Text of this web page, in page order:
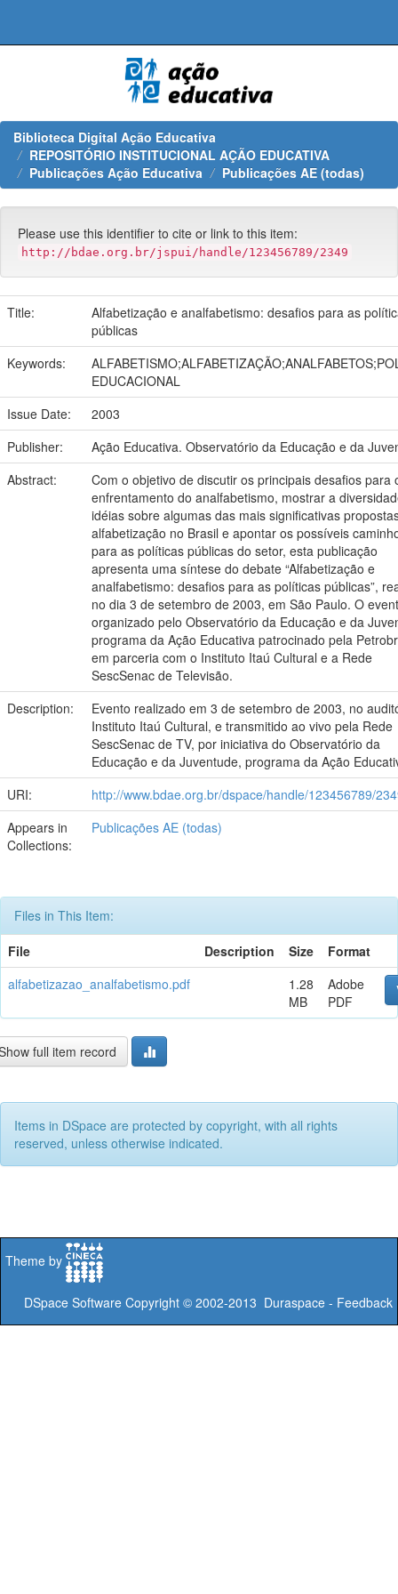
Biblioteca Digital Ação Educativa
REPOSITÓRIO INSTITUCIONAL AÇÃO EDUCATIVA
Publicações Ação Educativa
Publicações AE (todas)
Please use this identifier to cite or link to this item:
http://bdae.org.br/jspui/handle/123456789/2349
Title:
Alfabetização e analfabetismo: desafios para as
públicas
Keywords:
EDUCACIONAL
Issue Date:
2003
Publisher:
Ação Educativa. Observatório da Educação e da
Abstract:
Com o objetivo de discutir os principais desafios para
enfrentamento do analfabetismo, mostrar a
idéias sobre algumas das mais significativas
alfabetização no Brasil e apontar os possíveis
para as políticas públicas do setor, esta publicação
apresenta uma síntese do debate “Alfabetização e
analfabetismo: desafios para as políticas públicas”,
no dia 3 de setembro de 2003, em São Paulo. O
organizado pelo Observatório da Educação e da
programa da Ação Educativa patrocinado pela
em parceria com o Instituto Itaú Cultural e a Rede
SescSenac de Televisão.
Description:
Evento realizado em 3 de setembro de 2003, no
Instituto Itaú Cultural, e transmitido ao vivo pela Rede
SescSenac de TV, por iniciativa do Observatório da
Educação e da Juventude, programa da Ação
URI:
http://www.bdae.org.br/dspace/handle/123456789/
Appears in
Collections:
Publicações AE (todas)
Files in This Item:
File
Description Size
Format
alfabetizazao_analfabetismo.pdf
1.28
MB
Adobe
PDF
full item record
Items in DSpace are protected by copyright, with all rights
reserved, unless otherwise indicated.
Theme by
DSpace Software Copyright © 2002-2013 Duraspace - Feedback